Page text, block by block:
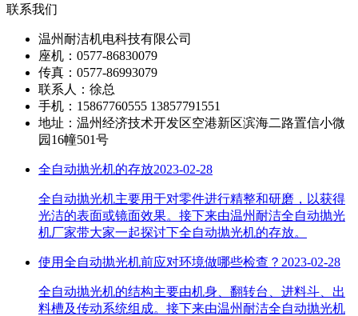
联系我们
温州耐洁机电科技有限公司
座机：0577-86830079
传真：0577-86993079
联系人：徐总
手机：15867760555 13857791551
地址：温州经济技术开发区空港新区滨海二路置信小微
园16幢501号
全自动抛光机的存放2023-02-28
全自动抛光机主要用于对零件进行精整和研磨，以获得
光洁的表面或镜面效果。接下来由温州耐洁全自动抛光
机厂家带大家一起探讨下全自动抛光机的存放。
使用全自动抛光机前应对环境做哪些检查？ 2023-02-28
全自动抛光机的结构主要由机身、翻转台、进料斗、出
料槽及传动系统组成。接下来由温州耐洁全自动抛光机